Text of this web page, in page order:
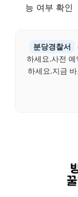
능 여부 확인
분당경찰서
하세요.사전
하세요.지금